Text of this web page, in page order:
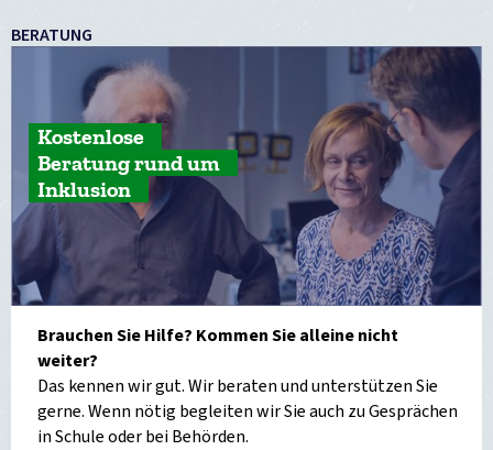
BERATUNG
Kostenlose
Beratung rund um
Inklusion
Brauchen Sie Hilfe? Kommen Sie alleine nicht
weiter?
Das kennen wir gut. Wir beraten und unterstützen Sie
gerne. Wenn nötig begleiten wir Sie auch zu Gesprächen
in Schule oder bei Behörden.